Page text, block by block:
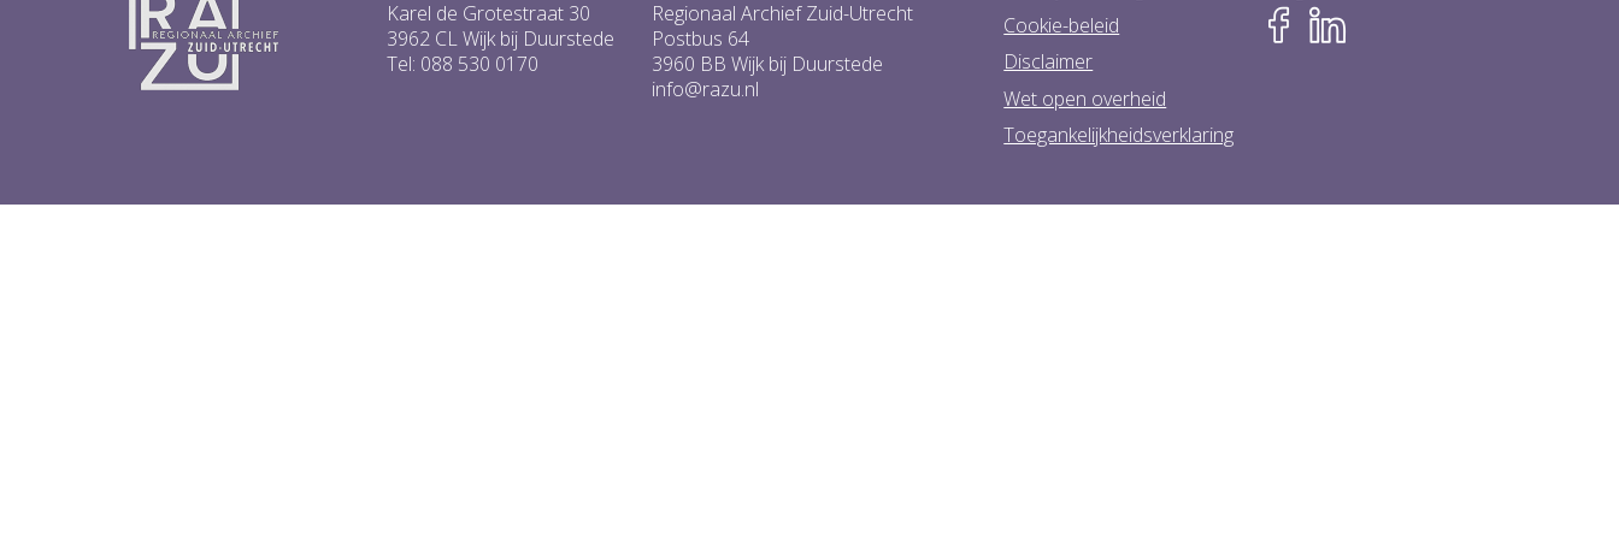
4
5
6
...
Karel de Grotestraat 30
3962 CL Wijk bij Duurstede
Tel: 088 530 0170
Regionaal Archief Zuid-Utrecht
Postbus 64
3960 BB Wijk bij Duurstede
info@razu.nl
Cookie-beleid
Disclaimer
Wet open overheid
Toegankelijkheidsverklaring